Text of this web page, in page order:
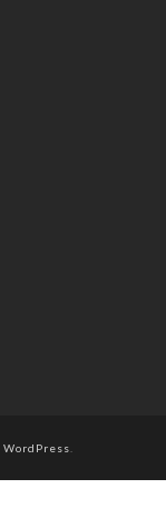
WordPress